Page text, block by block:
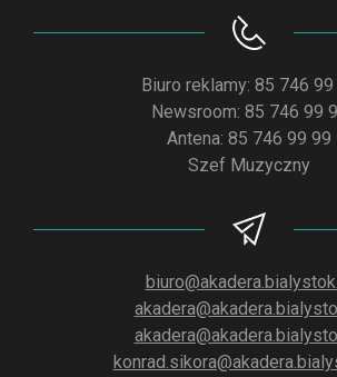
Biuro reklamy: 85 746
Newsroom: 85 746 99
Antena: 85 746 99 99
Szef Muzyczny